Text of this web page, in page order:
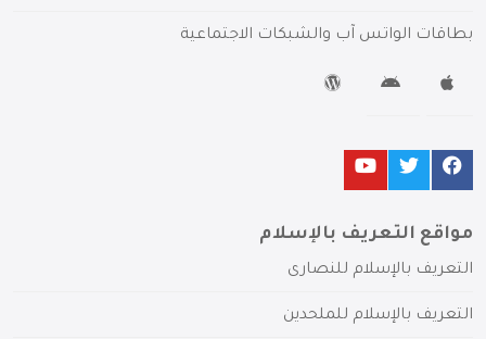
بطاقات الواتس آب والشبكات الاجتماعية
مواقع التعريف بالإسلام
التعريف بالإسلام للنصارى
التعريف بالإسلام للملحدين